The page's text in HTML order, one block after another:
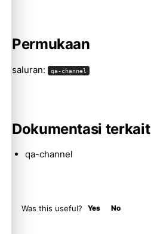
Permukaan
saluran: qa-channel
Dokumentasi terkait
qa-channel
Was this useful? Yes No